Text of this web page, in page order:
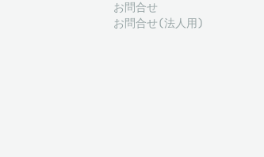
お問合せ
お問合せ(法人用)